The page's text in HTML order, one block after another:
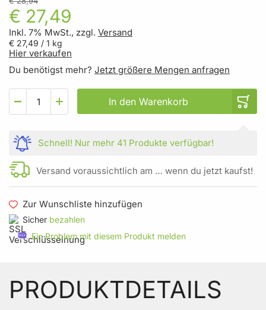
€ 27,49
Inkl. 7% MwSt., zzgl. Versand
€ 27,49 / 1 kg
Hier verkaufen
Du benötigst mehr? Jetzt größere Mengen anfragen
In den Warenkorb
Schnell! Nur mehr 41 Produkte verfügbar!
Versand voraussichtlich am … wenn du jetzt kaufst!
Zur Wunschliste hinzufügen
Sicher bezahlen
Ein Problem mit diesem Produkt melden
PRODUKTDETAILS